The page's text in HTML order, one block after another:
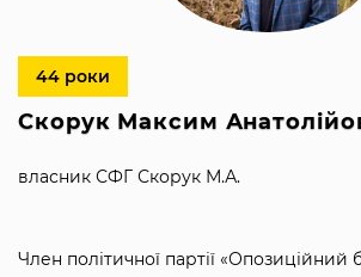
44 роки
Скорук Максим
власник СФГ Скорук М.А.
Член політичної партії «Опозиційний